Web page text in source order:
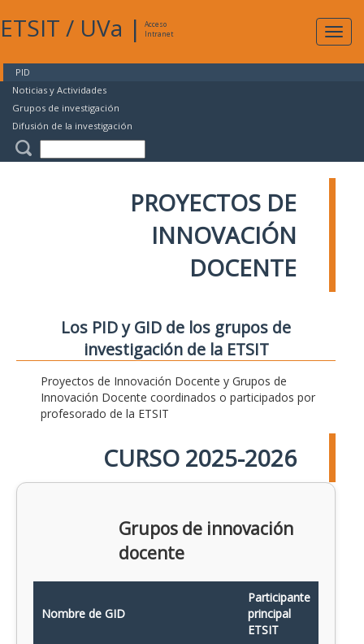
ETSIT / UVa |
Acceso
Intranet
PID
Noticias y Actividades
Grupos de investigación
Difusión de la investigación
PROYECTOS DE
INNOVACIÓN
DOCENTE
Los PID y GID de los grupos de
investigación de la ETSIT
Proyectos de Innovación Docente y Grupos de
Innovación Docente coordinados o participados por
profesorado de la ETSIT
CURSO 2025-2026
Grupos de innovación
docente
Nombre de GID
Participante
principal
ETSIT